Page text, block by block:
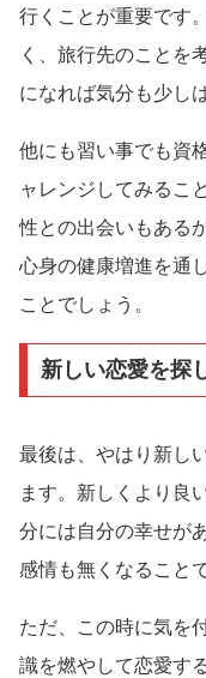
行くことが重要です
く、旅行先のことを
になれば気分も少し
他にも習い事でも資
ャレンジしてみるこ
性との出会いもある
心身の健康増進を通
ことでしょう。
新しい恋愛を探
最後は、やはり新し
ます。新しくより良
分には自分の幸せが
感情も無くなること
ただ、この時に気を
識を燃やして恋愛す